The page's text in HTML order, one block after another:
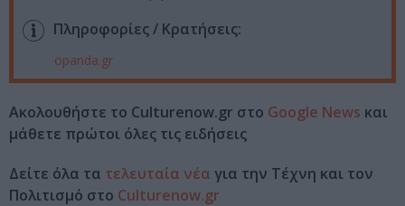
Πληροφορίες / Κρατήσεις:
opanda.gr
Ακολουθήστε το Culturenow.gr στο Google News και
μάθετε πρώτοι όλες τις ειδήσεις
Δείτε όλα τα τελευταία νέα για την Τέχνη και τον
Πολιτισμό στο Culturenow.gr